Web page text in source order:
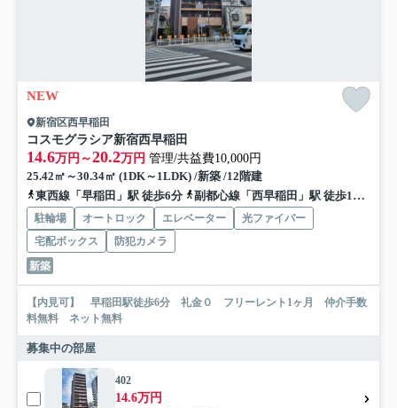
NEW
新宿区西早稲田
コスモグラシア新宿西早稲田
14.6万円～20.2万円 管理/共益費10,000円
25.42㎡～30.34㎡ (1DK～1LDK) /新築 /12階建
東西線「早稲田」駅 徒歩6分
副都心線「西早稲田」駅 徒歩10分
駐輪場 オートロック エレベーター
光ファイバー
宅配ボックス
防犯カメラ
新築
【内見可】 早稲田駅徒歩6分 礼金０ フリーレント1ヶ月 仲介手数
料無料 ネット無料
募集中の部屋
402
14.6万円